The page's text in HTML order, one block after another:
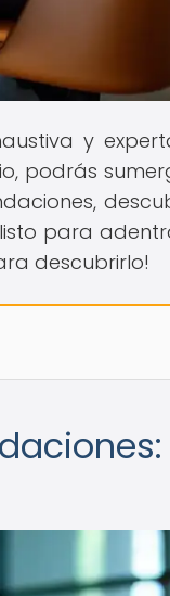
y
podrás
para
descubrirlo!